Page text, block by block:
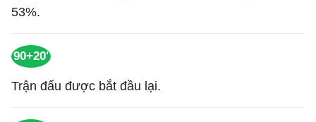
53%.
90+20'
Trận đấu được bắt đầu lại.